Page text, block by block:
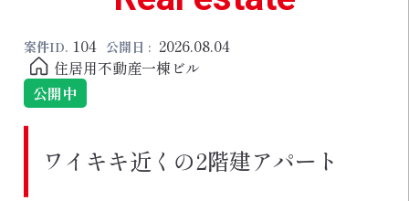
案件ID. 104 公開日 : 2026.08.04
住居用不動産一棟ビル
公開中
ワイキキ近くの2階建アパート